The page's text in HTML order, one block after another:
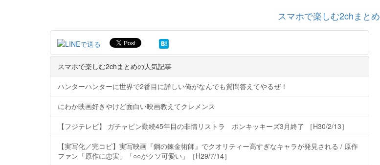
スマホで楽しむ2chまとめ
スマホで楽しむ2chまとめの人気記事
ハンターハンターに世界で2番目に詳しい俺がなんでも質問答えてやるぜ！
にわか映画好きやけど面白い映画教えてクレメンス
【フジテレビ】 ガチャピン勤続45年目の非情リストラ ポンキッキーズ3月終了 ［H30/2/13］
【実写化／完コピ】実写映画『鋼の錬金術師』でクオリティー高すぎなキャラが発見される / 原作
ファン「原作に忠実」「○○がクソ可愛い」［H29/7/14］